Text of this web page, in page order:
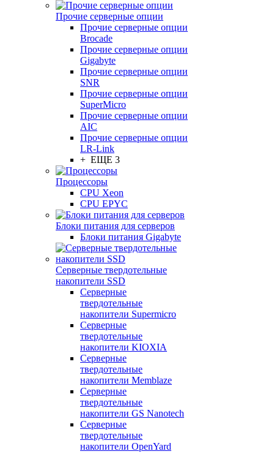
Прочие серверные опции
Прочие серверные опции
Brocade
Прочие серверные опции
Gigabyte
Прочие серверные опции
SNR
Прочие серверные опции
SuperMicro
Прочие серверные опции
AIC
Прочие серверные опции
LR-Link
+ ЕЩЕ 3
Процессоры
CPU Xeon
CPU EPYC
Блоки питания для серверов
Блоки питания Gigabyte
Серверные твердотельные
накопители SSD
Cерверные
твердотельные
накопители Supermicro
Cерверные
твердотельные
накопители KIOXIA
Cерверные
твердотельные
накопители Memblaze
Cерверные
твердотельные
накопители GS Nanotech
Серверные
твердотельные
накопители OpenYard